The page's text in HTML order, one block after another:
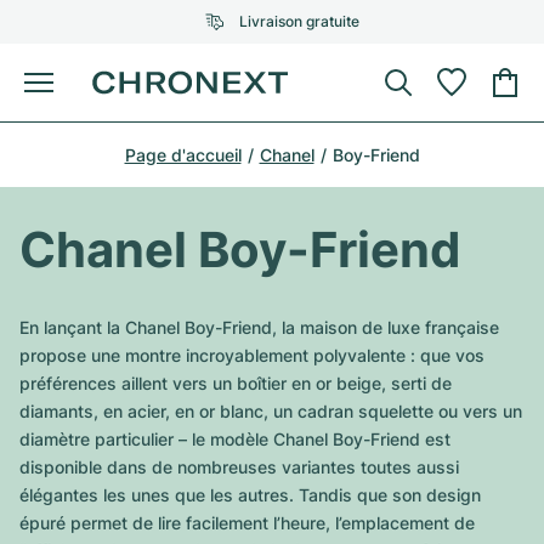
Livraison gratuite
Menu
Acheter une montre
UNE SÉLECTION D'EXCEPTION
Tous les modèles Rolex
Modèles les plus vendus
Air-King
Omega
Tous les modèles Omega
Modèles les plus vendus
Patek Philippe
Tous les modèles Patek Philippe
Modèles les plus vendus
Audemars Piguet
Tous les modèles Audemars Piguet
Cartier
Breitling
Montres d'occasion
Bijoux
UNE SÉLECTION D'EXCEPTION
Tiffany
Louis Vuitton
Gebauer & Gebauer
Van Cleef & Arpels
Bvlgari
Nouveautés
Sale
Page d'accueil Chanel Boy-Friend
Chanel Boy-Friend
En lançant la Chanel Boy-Friend, la maison de luxe française
propose une montre incroyablement polyvalente : que vos
préférences aillent vers un boîtier en or beige, serti de
diamants, en acier, en or blanc, un cadran squelette ou vers un
diamètre particulier – le modèle Chanel Boy-Friend est
disponible dans de nombreuses variantes toutes aussi
élégantes les unes que les autres. Tandis que son design
épuré permet de lire facilement l’heure, l’emplacement de